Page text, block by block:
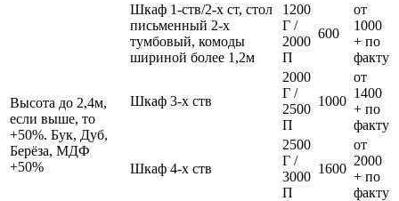
Высота до 2,4м,
если выше, то
+50%. Бук, Дуб,
Берёза, МДФ
+50%
Шкаф 1-ств/2-х ст, стол
письменный 2-х
тумбовый, комоды
шириной более 1,2м
1200
Г /
2000
П
600
от
1000
+ по
факту
Шкаф 3-х ств
2000
Г /
2500
П
1000
от
1400
+ по
факту
Шкаф 4-х ств
2500
Г /
3000
П
1600
от
2000
+ по
факту